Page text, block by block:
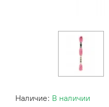
Наличие: В наличии